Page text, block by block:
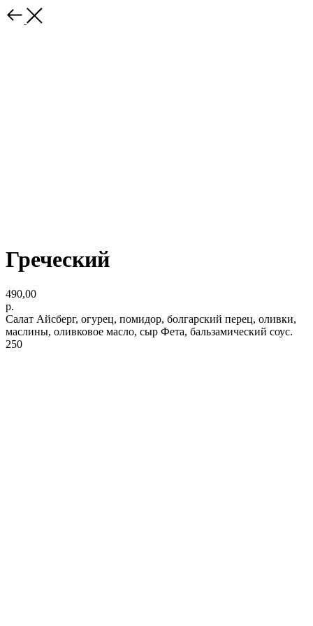
Греческий
490,00
р.
Салат Айсберг, огурец, помидор, болгарский перец, оливки,
маслины, оливковое масло, сыр Фета, бальзамический соус.
250